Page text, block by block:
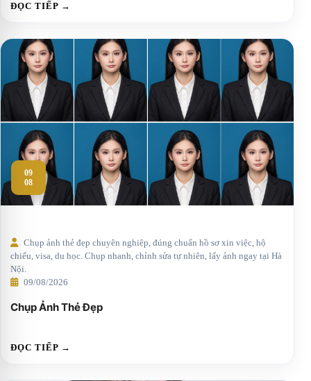
ĐỌC TIẾP →
09
08
Chụp ảnh thẻ đẹp chuyên nghiệp, đúng chuẩn hồ sơ xin việc, hộ
chiếu, visa, du học. Chụp nhanh, chỉnh sửa tự nhiên, lấy ảnh ngay tại Hà
Nội.
09/08/2026
Chụp Ảnh Thẻ Đẹp
ĐỌC TIẾP →